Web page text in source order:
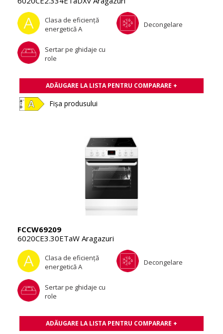
Clasa de eficienţă
energetică A
Decongelare
Sertar pe ghidaje cu
role
ADĂUGARE LA LISTA PENTRU COMPARARE +
Fișa produsului
FCCW69209
6020CE3.30ETaW Aragazuri
Clasa de eficienţă
energetică A
Decongelare
Sertar pe ghidaje cu
role
ADĂUGARE LA LISTA PENTRU COMPARARE +